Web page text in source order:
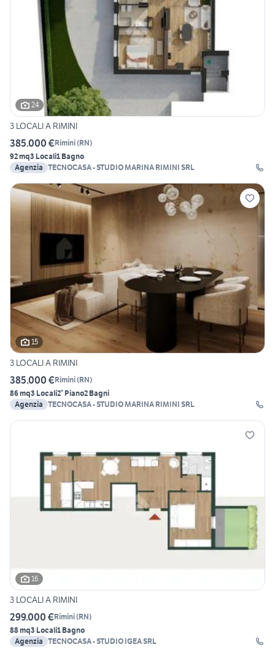
24
3 LOCALI A RIMINI
385.000 €Rimini(RN)
92 mq3 Locali1 Bagno
Agenzia TECNOCASA - STUDIO MARINA RIMINI SRL
15
3 LOCALI A RIMINI
385.000 €Rimini(RN)
86 mq3 Locali2° Piano2 Bagni
Agenzia TECNOCASA - STUDIO MARINA RIMINI SRL
16
3 LOCALI A RIMINI
299.000 €Rimini(RN)
88 mq3 Locali1 Bagno
Agenzia TECNOCASA - STUDIO IGEA SRL